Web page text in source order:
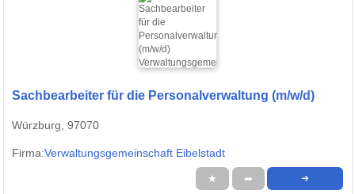
Sachbearbeiter für die Personalverwaltung (m/w/d)
Würzburg, 97070
Firma:Verwaltungsgemeinschaft Eibelstadt
★ ➦ ➜